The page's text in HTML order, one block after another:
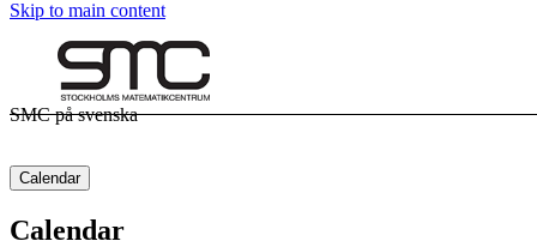
Skip to main content
SMC på svenska
Calendar
Calendar